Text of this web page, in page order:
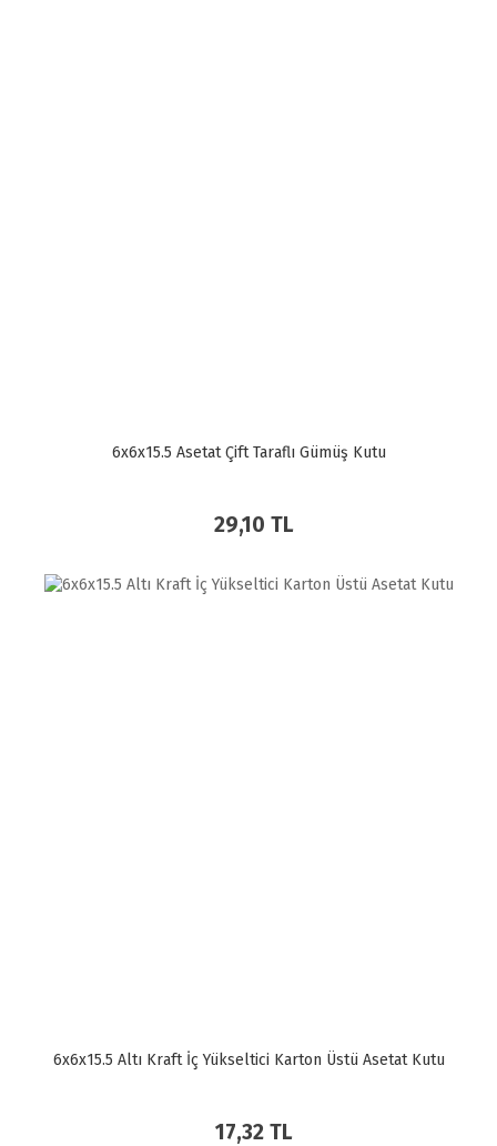
6x6x15.5 Asetat Çift Taraflı Gümüş Kutu
29,10 TL
6x6x15.5 Altı Kraft İç Yükseltici Karton Üstü Asetat Kutu
17,32 TL